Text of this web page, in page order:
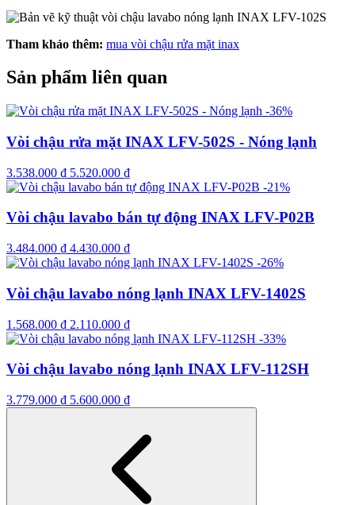
Tham khảo thêm: mua vòi chậu rửa mặt inax
Sản phẩm liên quan
-36%
Vòi chậu rửa mặt INAX LFV-502S - Nóng lạnh
3.538.000 ₫ 5.520.000 ₫
-21%
Vòi chậu lavabo bán tự động INAX LFV-P02B
3.484.000 ₫ 4.430.000 ₫
-26%
Vòi chậu lavabo nóng lạnh INAX LFV-1402S
1.568.000 ₫ 2.110.000 ₫
-33%
Vòi chậu lavabo nóng lạnh INAX LFV-112SH
3.779.000 ₫ 5.600.000 ₫